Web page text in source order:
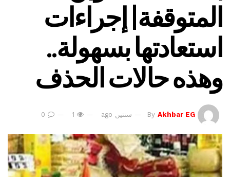
المتوقفة| إجراءات
استعادتها بسهولة..
وهذه حالات الحذف
By Akhbar EG سنتين ago